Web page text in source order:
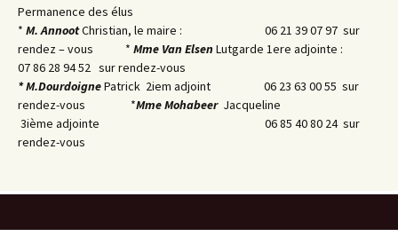
Permanence des élus
* M. AnnootChristian, le maire : 06 21 39 07 97 sur
rendez – vous * Mme Van ElsenLutgarde 1ere adjointe :
07 86 28 94 52 sur rendez-vous
* M.DourdoignePatrick 2iem adjoint 06 23 63 00 55 sur
rendez-vous *Mme MohabeerJacqueline
3ième adjointe 06 85 40 80 24 sur
rendez-vous